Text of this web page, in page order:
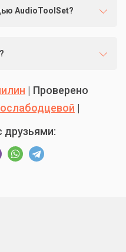
AudioToolSet?
| Проверено
|
друзьями: